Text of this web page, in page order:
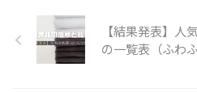
たけれど、水の吸いが悪い。そん
なときに考えられる原因は以下で
す。 使い始める前にお洗濯をす
【結果発表】人
の一覧表（ふわ